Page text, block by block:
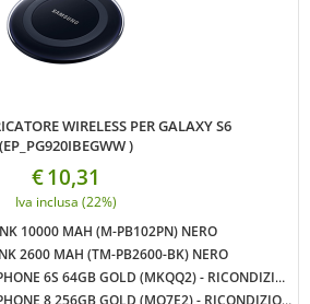
WIRELESS PER GALAXY S6
(EP_PG920IBEGWW )
€10,31
Iva inclusa (22%)
10000 MAH (M-PB102PN) NERO
2600 MAH (TM-PB2600-BK) NERO
APPLE SMARTPHONE IPHONE 6S 64GB GOLD (MKQQ2) - RICONDIZIONATO - GAR. 12 MESI - GRADO A+
APPLE SMARTPHONE IPHONE 8 256GB GOLD (MQ7E2) - RICONDIZIONATO - GAR. 12 MESI - GRADO A